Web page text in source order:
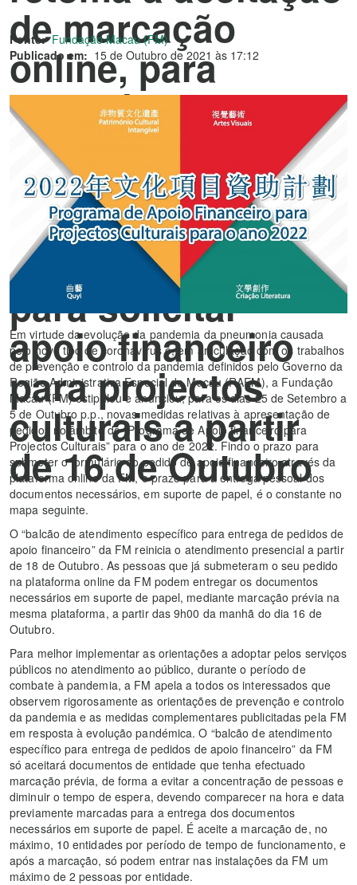
de marcação
online, para
posterior entrega
pessoal dos
documentos
necessários, em
suporte de papel,
para solicitar
apoio financeiro
para projectos
culturais a partir
de 16 de Outubro
Fonte: Fundação Macau (FM)
Publicado em: 15 de Outubro de 2021 às 17:12
Em virtude da evolução da pandemia da pneumonia causada
pelo novo tipo de coronavírus e, em articulação com os trabalhos
de prevenção e controlo da pandemia definidos pelo Governo da
Região Administrativa Especial de Macau (RAEM), a Fundação
Macau (FM) estipulou e anunciou, para os dias 25 de Setembro a
5 de Outubro p.p., novas medidas relativas à apresentação de
pedidos no âmbito do “Programa de Apoio financeiro para
Projectos Culturais” para o ano de 2022. Findo o prazo para
submeter o formulário do pedido de apoio financeiro através da
plataforma online da FM, o prazo para a entrega pessoal dos
documentos necessários, em suporte de papel, é o constante no
mapa seguinte.
O “balcão de atendimento específico para entrega de pedidos de
apoio financeiro” da FM reinicia o atendimento presencial a partir
de 18 de Outubro. As pessoas que já submeteram o seu pedido
na plataforma online da FM podem entregar os documentos
necessários em suporte de papel, mediante marcação prévia na
mesma plataforma, a partir das 9h00 da manhã do dia 16 de
Outubro.
Para melhor implementar as orientações a adoptar pelos serviços
públicos no atendimento ao público, durante o período de
combate à pandemia, a FM apela a todos os interessados que
observem rigorosamente as orientações de prevenção e controlo
da pandemia e as medidas complementares publicitadas pela FM
em resposta à evolução pandémica. O “balcão de atendimento
específico para entrega de pedidos de apoio financeiro” da FM
só aceitará documentos de entidade que tenha efectuado
marcação prévia, de forma a evitar a concentração de pessoas e
diminuir o tempo de espera, devendo comparecer na hora e data
previamente marcadas para a entrega dos documentos
necessários em suporte de papel. É aceite a marcação de, no
máximo, 10 entidades por período de tempo de funcionamento, e
após a marcação, só podem entrar nas instalações da FM um
máximo de 2 pessoas por entidade.